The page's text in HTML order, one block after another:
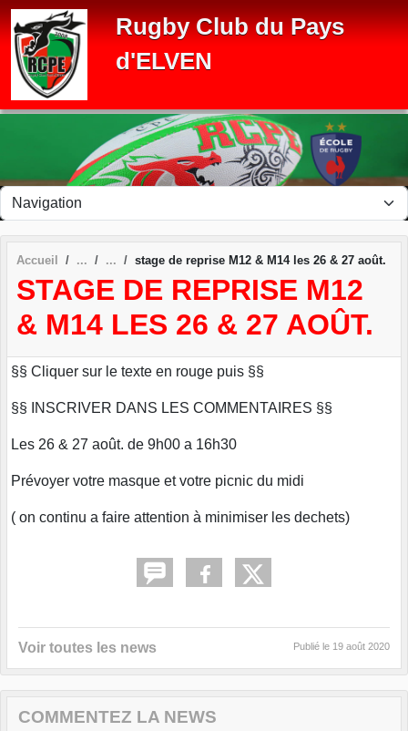
Rugby Club du Pays
d'ELVEN
Accueil stage de reprise M12 & M14 les 26 & 27 août.
STAGE DE REPRISE M12
& M14 LES 26 & 27 AOÛT.
§§ Cliquer sur le texte en rouge puis §§
§§ INSCRIVER DANS LES COMMENTAIRES §§
Les 26 & 27 août. de 9h00 a 16h30
Prévoyer votre masque et votre picnic du midi
( on continu a faire attention à minimiser les dechets)
Voir toutes les news Publié le 19 août 2020
COMMENTEZ LA NEWS
Panneau de gestion des cookies